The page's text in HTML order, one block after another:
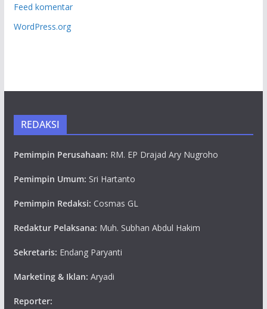
Feed komentar
WordPress.org
REDAKSI
Pemimpin Perusahaan: RM. EP Drajad Ary Nugroho
Pemimpin Umum: Sri Hartanto
Pemimpin Redaksi: Cosmas GL
Redaktur Pelaksana: Muh. Subhan Abdul Hakim
Sekretaris: Endang Paryanti
Marketing & Iklan: Aryadi
Reporter: